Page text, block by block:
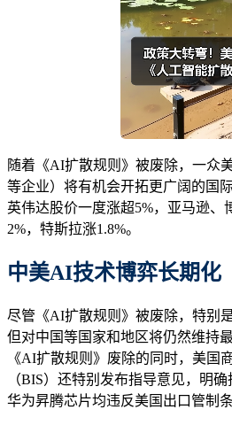
随着《AI扩散规则》被废除，一众
等企业）将有机会开拓更广阔的国
英伟达股价一度涨超5%，亚马逊、
2%，特斯拉涨1.8%。
中美AI技术博弈长期化
尽管《AI扩散规则》被废除，特别
但对中国等国家和地区将仍然维持
《AI扩散规则》废除的同时，美国
（BIS）还特别发布指导意见，明
华为昇腾芯片均违反美国出口管制条